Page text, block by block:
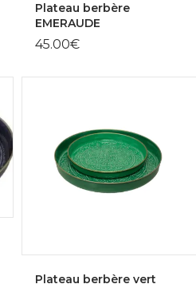
Plateau berbère
EMERAUDE
45.00€
Plateau berbère vert